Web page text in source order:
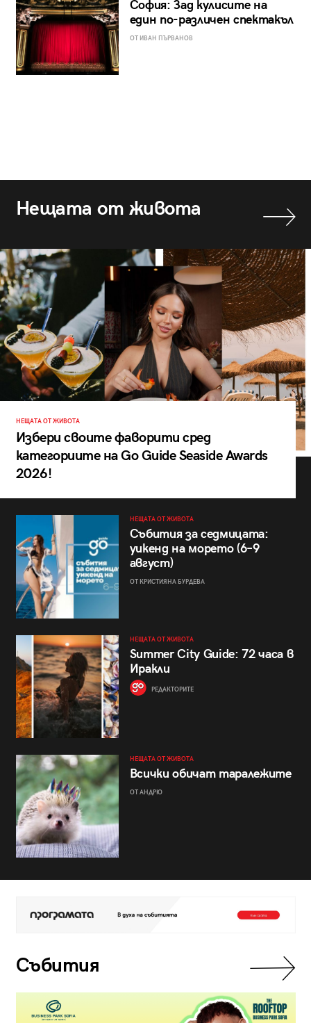
София: Зад кулисите на
един по-различен спектакъл
ОТ ИВАН ПЪРВАНОВ
Нещата от живота
НЕЩАТА ОТ ЖИВОТА
Избери своите фаворити сред
категориите на Go Guide Seaside Awards
2026!
НЕЩАТА ОТ ЖИВОТА
Събития за седмицата:
уикенд на морето (6–9
август)
ОТ КРИСТИЯНА БУРДЕВА
НЕЩАТА ОТ ЖИВОТА
Summer City Guide: 72 часа в
Иракли
РЕДАКТОРИТЕ
НЕЩАТА ОТ ЖИВОТА
Всички обичат таралежите
ОТ АНДРЮ
Събития